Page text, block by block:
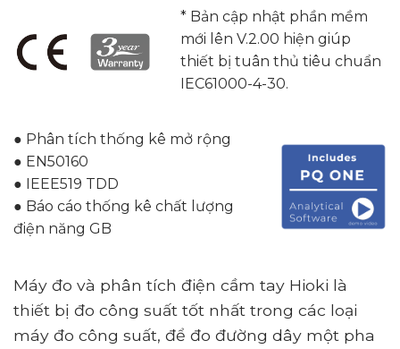
* Bản cập nhật phần mềm
mới lên V.2.00 hiện giúp
thiết bị tuân thủ tiêu chuẩn
IEC61000-4-30.
● Phân tích thống kê mở rộng
● EN50160
● IEEE519 TDD
● Báo cáo thống kê chất lượng
điện năng GB
Máy đo và phân tích điện cầm tay Hioki là
thiết bị đo công suất tốt nhất trong các loại
máy đo công suất, để đo đường dây một pha